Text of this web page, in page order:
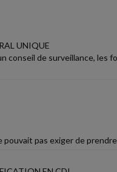
UNIQUE
conseil de surveillance, les
pas exiger de